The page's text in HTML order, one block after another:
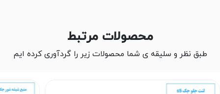
محصولات مرتبط
طبق نظر و سلیقه ی شما محصولات زیر را گردآوری کرده ایم